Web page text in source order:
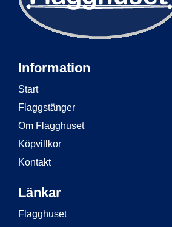
Information
Start
Flaggstänger
Om Flagghuset
Köpvillkor
Kontakt
Länkar
Flagghuset